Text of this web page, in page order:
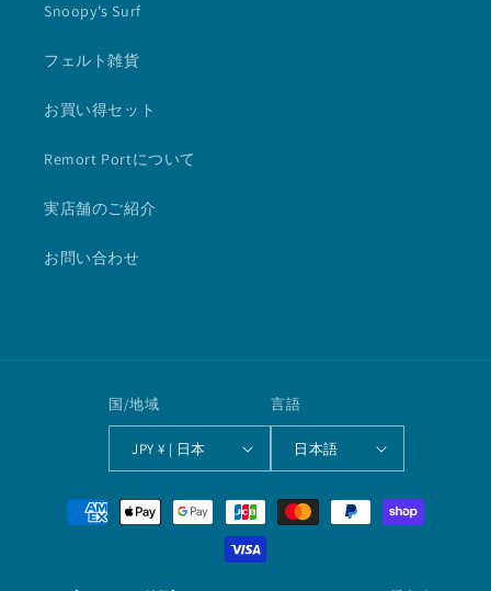
Snoopy's Surf
フェルト雑貨
お買い得セット
Remort Portについて
実店舗のご紹介
お問い合わせ
国/地域
JPY ¥ | 日本
言語
日本語